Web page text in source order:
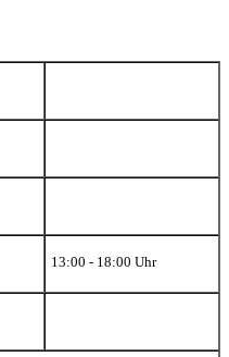
13:00 - 18:00 Uhr